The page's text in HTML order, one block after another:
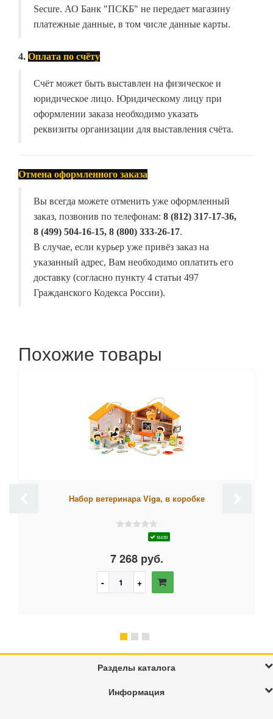
Secure. АО Банк "ПСКБ" не передает магазину
платежные данные, в том числе данные карты.
4. Оплата по счёту
Счёт может быть выставлен на физическое и
юридическое лицо. Юридическому лицу при
оформлении заказа необходимо указать
реквизиты организации для выставления счёта.
Отмена оформленного заказа
Вы всегда можете отменить уже оформленный
заказ, позвонив по телефонам: 8 (812) 317-17-36,
8 (499) 504-16-15, 8 (800) 333-26-17.
В случае, если курьер уже привёз заказ на
указанный адрес, Вам необходимо оплатить его
доставку (согласно пункту 4 статьи 497
Гражданского Кодекса России).
Похожие товары
Набор ветеринара Viga, в коробке
мало
7 268 руб.
Разделы каталога
Информация